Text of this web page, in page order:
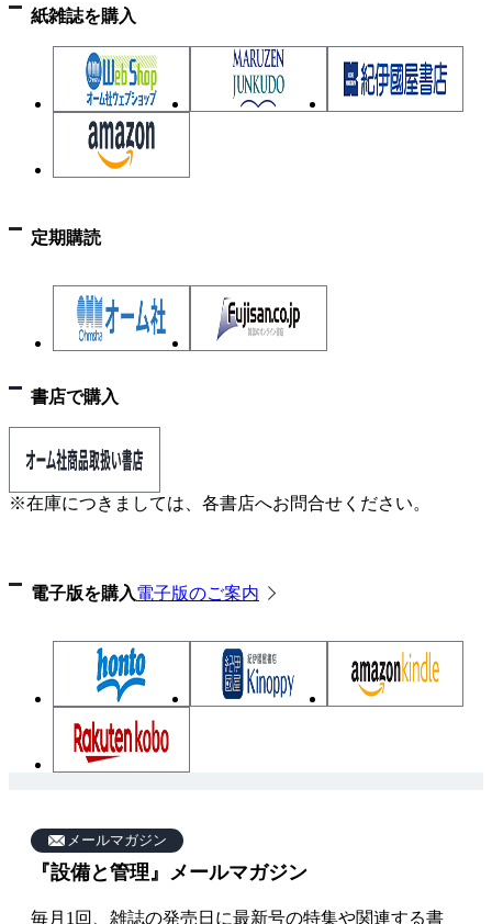
紙雑誌を購入
定期購読
書店で購入
※在庫につきましては、各書店へお問合せください。
電子版を購入電子版のご案内
誌
連
メールマガジン
『設備と管理』メールマガジン
毎月1回、雑誌の発売日に最新号の特集や関連する書